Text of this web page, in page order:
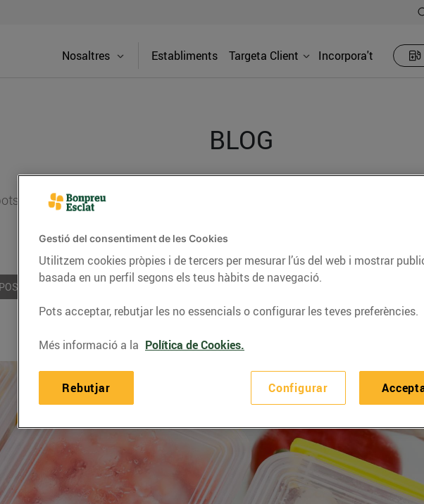
Nosaltres Establiments Targeta Client Incorpora't
BLOG
trobar receptes, consells nutricionals, informació d’actualitat
CONSELLS I HÀBITS SALUDABLES ENERGIA
Gestió del consentiment de les Cookies
Utilitzem cookies pròpies i de tercers per mesurar l’ús del web i mostrar
basada en un perfil segons els teus hàbits de navegació.
Pots acceptar, rebutjar les no essencials o configurar les teves preferències.
Més informació a la Política de Cookies.
Configurar
Rebutjar